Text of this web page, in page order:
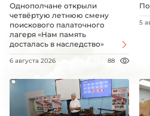
Однополчане открыли
четвёртую летнюю смену
поискового палаточного
лагеря «Нам память
досталась в наследство»
6 августа 2026 88
5